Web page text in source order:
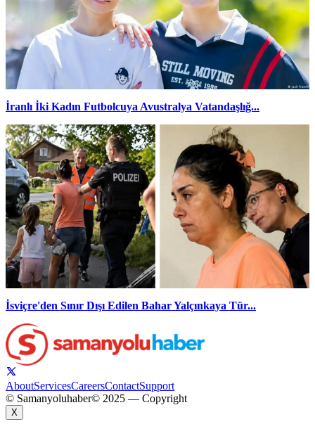
İranlı İki Kadın Futbolcuya Avustralya Vatandaşlığ...
İsviçre'den Sınır Dışı Edilen Bahar Yalçınkaya Tür...
AboutServicesCareersContactSupport
© Samanyoluhaber© 2025 — Copyright
X